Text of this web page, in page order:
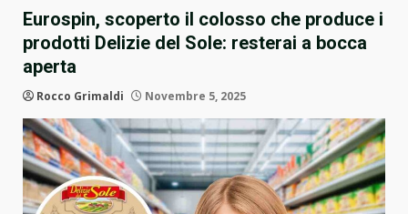
Eurospin, scoperto il colosso che produce i
prodotti Delizie del Sole: resterai a bocca
aperta
Rocco Grimaldi Novembre 5, 2025